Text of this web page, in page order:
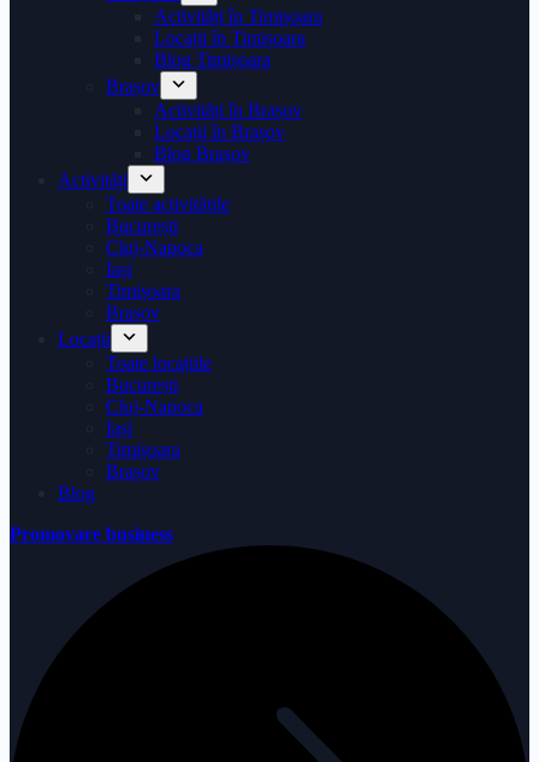
Activități în Timișoara
Locații în Timișoara
Blog Timișoara
Brașov
Activități în Brașov
Locații în Brașov
Blog Brașov
Activități
Toate activitățile
București
Cluj-Napoca
Iași
Timișoara
Brașov
Locații
Toate locațiile
București
Cluj-Napoca
Iași
Timișoara
Brașov
Blog
Promovare business